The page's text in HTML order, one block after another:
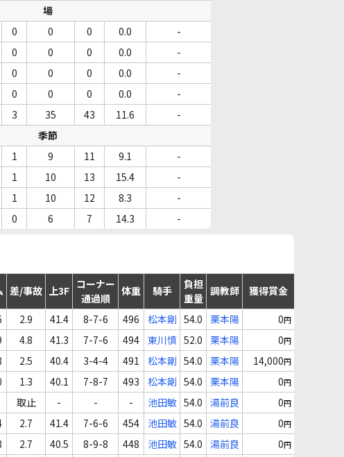
場
0 0 0 0.0
-
0 0 0 0.0
-
0 0 0 0.0
-
0 0 0 0.0
-
3 35 43 11.6
-
季節
1 9 11 9.1
-
1 10 13 15.4
-
1 10 12 8.3
-
0 6 7 14.3 -
差/事故 上3F コーナー
通過順
体重 騎手
負担
重量
調教師 獲得賞金
2.9 41.4 8-7-6 496 松本剛 54.0 栗本陽 0円
4.8 41.3 7-7-6 494 東川慎 52.0 栗本陽 0円
2.5 40.4 3-4-4 491 松本剛 54.0 栗本陽 14,000円
1.3 40.1 7-8-7 493 松本剛 54.0 栗本陽 0円
取止 - - - 池田敏 54.0 湯前良 0円
2.7 41.4 7-6-6 454 池田敏 54.0 湯前良 0円
2.7 40.5 8-9-8 448 池田敏 54.0 湯前良 0円